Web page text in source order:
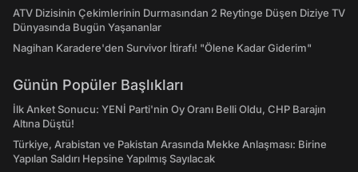
ATV Dizisinin Çekimlerinin Durmasından 2 Reytinge Düşen Diziye TV
Dünyasında Bugün Yaşananlar
Nagihan Karadere'den Survivor İtirafı! "Ölene Kadar Giderim"
Günün Popüler Başlıkları
İlk Anket Sonucu: YENİ Parti'nin Oy Oranı Belli Oldu, CHP Barajın
Altına Düştü!
Türkiye, Arabistan ve Pakistan Arasında Mekke Anlaşması: Birine
Yapılan Saldırı Hepsine Yapılmış Sayılacak